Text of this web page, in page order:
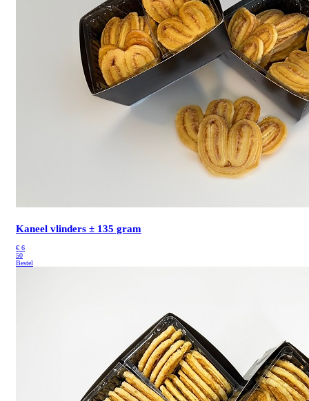
Kaneel vlinders ± 135 gram
€ 6
50
Bestel